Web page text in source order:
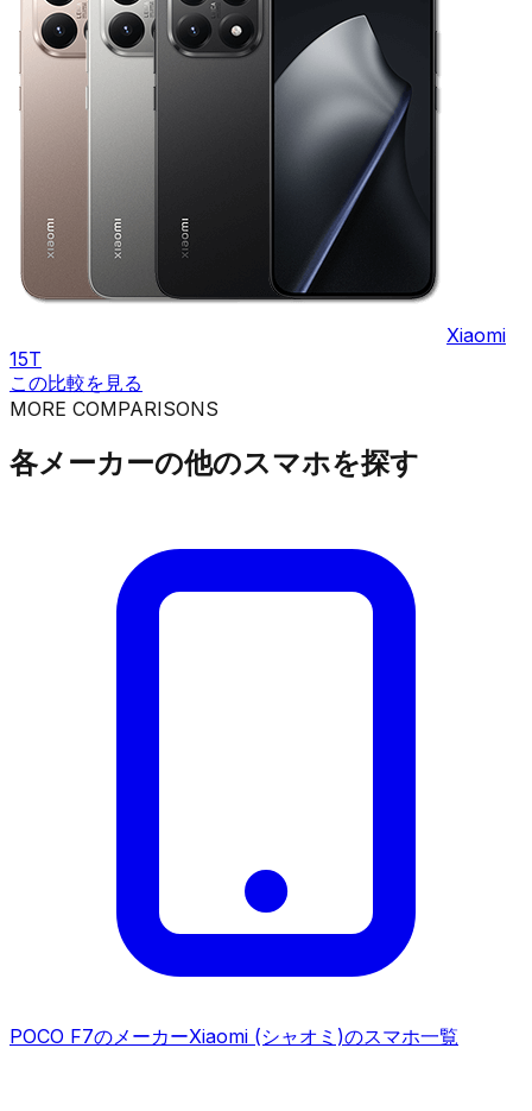
Xiaomi
15T
この比較を見る
MORE COMPARISONS
各メーカーの他のスマホを探す
POCO F7のメーカーXiaomi (シャオミ)のスマホ一覧